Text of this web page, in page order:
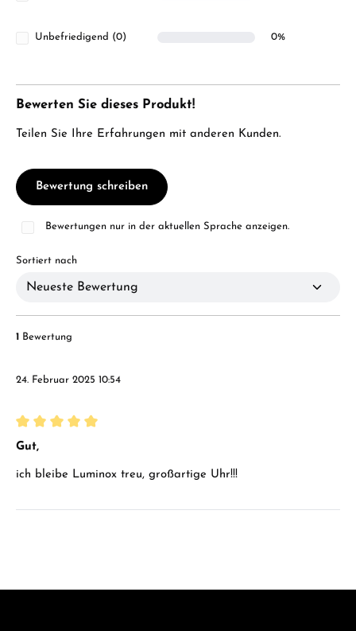
Unbefriedigend (0) 0%
Bewerten Sie dieses Produkt!
Teilen Sie Ihre Erfahrungen mit anderen Kunden.
Bewertung schreiben
Bewertungen nur in der aktuellen Sprache anzeigen.
Sortiert nach
1 Bewertung
24. Februar 2025 10:54
Bewertung mit 5 von 5 Sternen
Gut,
ich bleibe Luminox treu, großartige Uhr!!!